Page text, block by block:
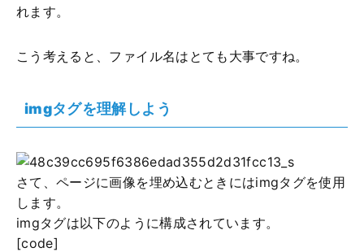
れます。
こう考えると、ファイル名はとても大事ですね。
imgタグを理解しよう
さて、ページに画像を埋め込むときにはimgタグを使用
します。
imgタグは以下のように構成されています。
[code]